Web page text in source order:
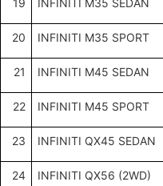
19 INFINITI M35 SEDAN
20 INFINITI M35 SPORT
21 INFINITI M45 SEDAN
22 INFINITI M45 SPORT
23 INFINITI QX45 SEDAN
24 INFINITI QX56 (2WD)